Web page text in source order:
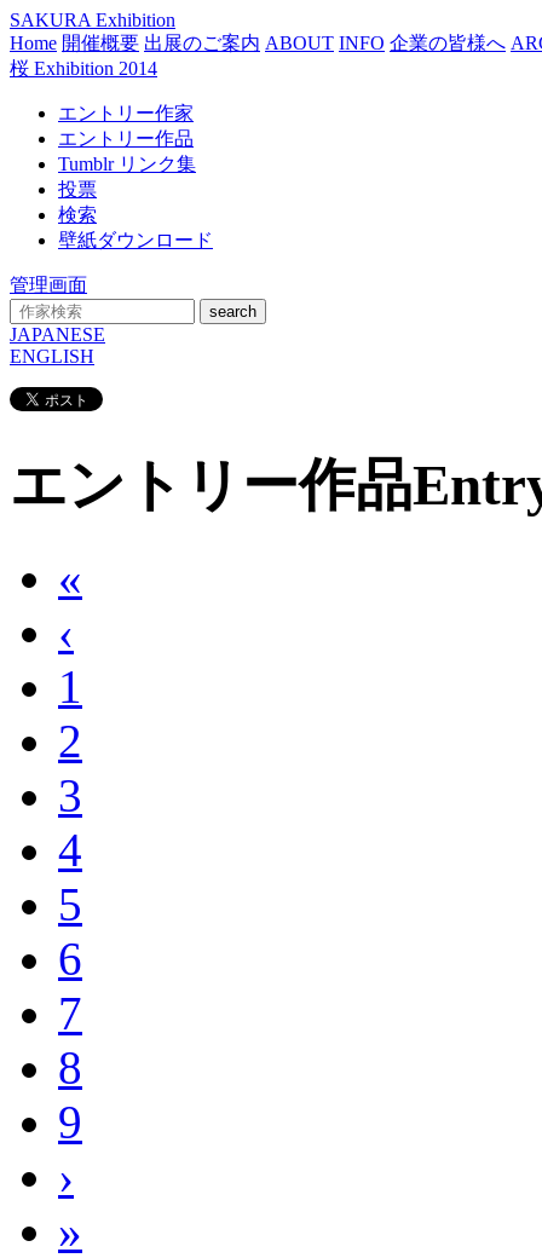
SAKURA Exhibition
Home 開催概要 出展のご案内 ABOUT INFO 企業の皆様へ
桜 Exhibition 2014
エントリー作家
エントリー作品
Tumblr リンク集
投票
検索
壁紙ダウンロード
管理画面
search
JAPANESE
ENGLISH
エントリー作品
«
‹
1
2
3
4
5
6
7
8
9
›
»